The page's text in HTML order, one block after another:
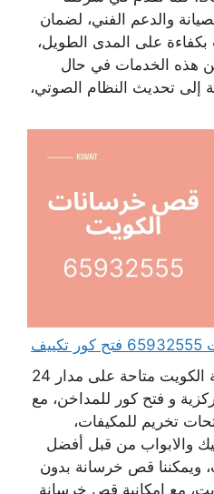
والدعم الفني، لضمان
على المدى الطويل،
من هذه الخدمات في حال
تحديث النظام الصوتي،
خدمات شركة قص خرسانة الكويت متاحة على مدار 24
و فتح كور للمداخن، مع
تخريم للمكيفات،
والابواب من قبل أفضل
ويمكننا قص خرسانة بدون
مع امكانية قص خرسانة